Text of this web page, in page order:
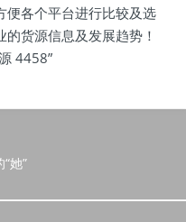
便各个平台进行比较及选
货源信息及发展趋势！
4458”
她”